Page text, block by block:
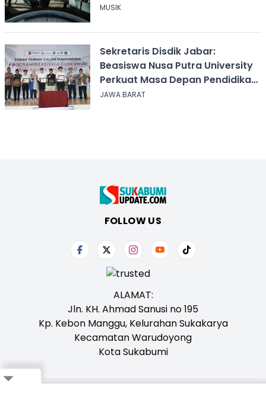
MUSIK
Sekretaris Disdik Jabar:
Beasiswa Nusa Putra University
Perkuat Masa Depan Pendidikan
Jawa Barat
JAWA BARAT
FOLLOW US
ALAMAT:
Jln. KH. Ahmad Sanusi no 195
Kp. Kebon Manggu, Kelurahan Sukakarya
Kecamatan Warudoyong
Kota Sukabumi